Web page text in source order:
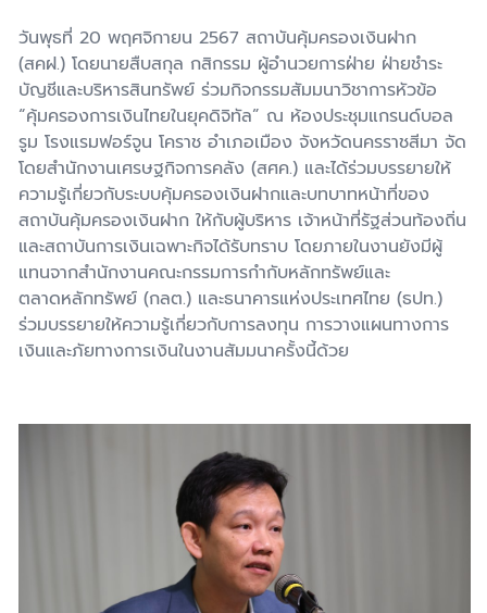
วันพุธที่ 20 พฤศจิกายน 2567 สถาบันคุ้มครองเงินฝาก
(สคฝ.) โดยนายสืบสกุล กสิกรรม ผู้อำนวยการฝ่าย ฝ่ายชำระ
บัญชีและบริหารสินทรัพย์ ร่วมกิจกรรมสัมมนาวิชาการหัวข้อ
“คุ้มครองการเงินไทยในยุคดิจิทัล” ณ ห้องประชุมแกรนด์บอล
รูม โรงแรมฟอร์จูน โคราช อำเภอเมือง จังหวัดนครราชสีมา จัด
โดยสำนักงานเศรษฐกิจการคลัง (สศค.) และได้ร่วมบรรยายให้
ความรู้เกี่ยวกับระบบคุ้มครองเงินฝากและบทบาทหน้าที่ของ
สถาบันคุ้มครองเงินฝาก ให้กับผู้บริหาร เจ้าหน้าที่รัฐส่วนท้องถิ่น
และสถาบันการเงินเฉพาะกิจได้รับทราบ โดยภายในงานยังมีผู้
แทนจากสำนักงานคณะกรรมการกำกับหลักทรัพย์และ
ตลาดหลักทรัพย์ (กลต.) และธนาคารแห่งประเทศไทย (ธปท.)
ร่วมบรรยายให้ความรู้เกี่ยวกับการลงทุน การวางแผนทางการ
เงินและภัยทางการเงินในงานสัมมนาครั้งนี้ด้วย